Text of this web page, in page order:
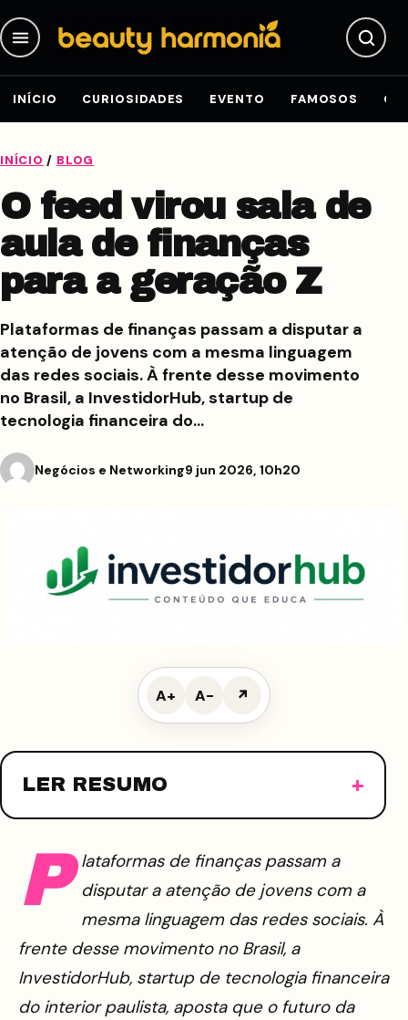
INÍCIO CURIOSIDADES EVENTO FAMOSOS
INÍCIO / BLOG
O feed virou sala de
aula de finanças
para a geração Z
Plataformas de finanças passam a disputar a
atenção de jovens com a mesma linguagem
das redes sociais. À frente desse movimento
no Brasil, a InvestidorHub, startup de
tecnologia financeira do…
Negócios e Networking9 jun 2026, 10h20
A+ A− ↗
LER RESUMO
P lataformas de finanças passam a
disputar a atenção de jovens com a
mesma linguagem das redes sociais. À
frente desse movimento no Brasil, a
InvestidorHub, startup de tecnologia financeira
do interior paulista, aposta que o futuro da